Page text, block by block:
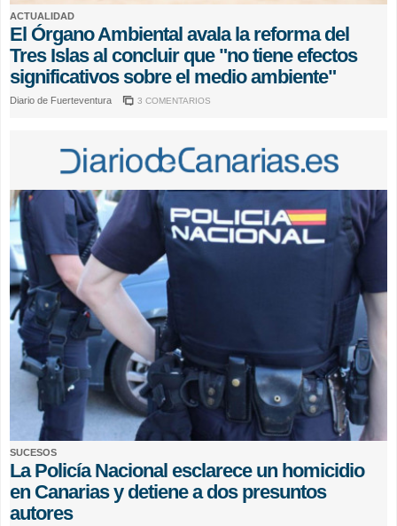
ACTUALIDAD
El Órgano Ambiental avala la reforma del
Tres Islas al concluir que "no tiene efectos
significativos sobre el medio ambiente"
Diario de Fuerteventura 3 COMENTARIOS
SUCESOS
La Policía Nacional esclarece un homicidio
en Canarias y detiene a dos presuntos
autores